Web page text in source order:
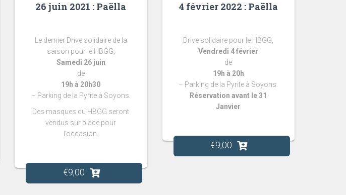
26 juin 2021 : Paëlla
Le dernier Drive solidaire de la
saison pour le HBGG,
Samedi 26 juin
de
19h à 20h30
– Parking de la Pyrite à Soyons.
Des masques du HBGG seront
vendus sur place pour
l’occasion.
€9,00
4 février 2022 : Paëlla
Drive solidaire pour le HBGG,
Vendredi 4 février
de
19h à 20h
– Parking de la Pyrite à Soyons.
Réservation avant le 31
Janvier
€9,00